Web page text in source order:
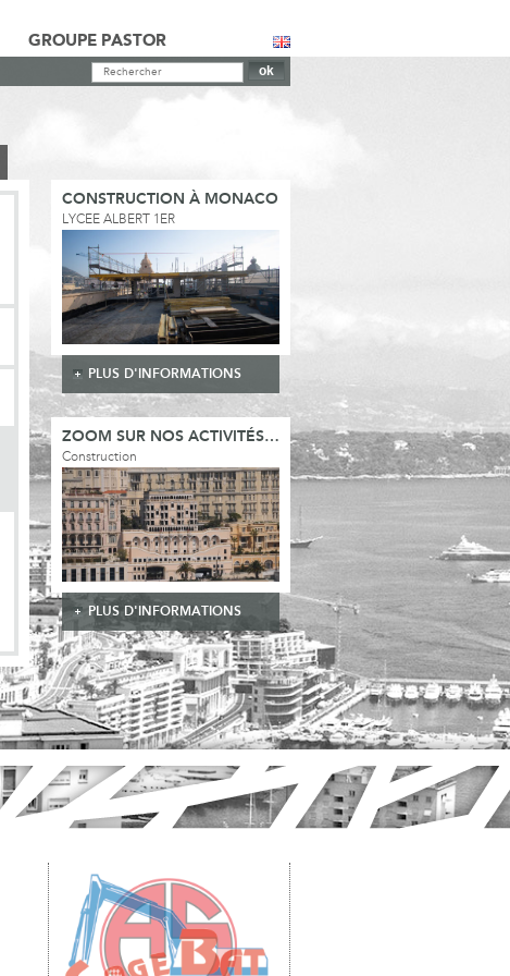
GROUPE PASTOR
CONSTRUCTION À MONACO
LYCEE ALBERT 1ER
PLUS D'INFORMATIONS
ZOOM SUR NOS ACTIVITÉS…
Construction
PLUS D'INFORMATIONS